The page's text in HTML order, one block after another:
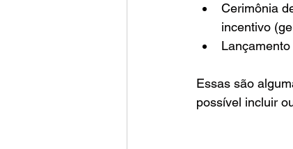
Cerimônia
incentivo
Essas são
possível incluir